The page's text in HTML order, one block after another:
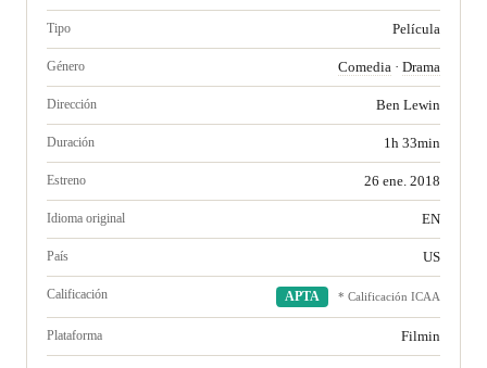
Tipo Película
Género Comedia · Drama
Dirección Ben Lewin
Duración 1h 33min
Estreno 26 ene. 2018
Idioma original EN
País US
Calificación APTA * Calificación ICAA
Plataforma Filmin